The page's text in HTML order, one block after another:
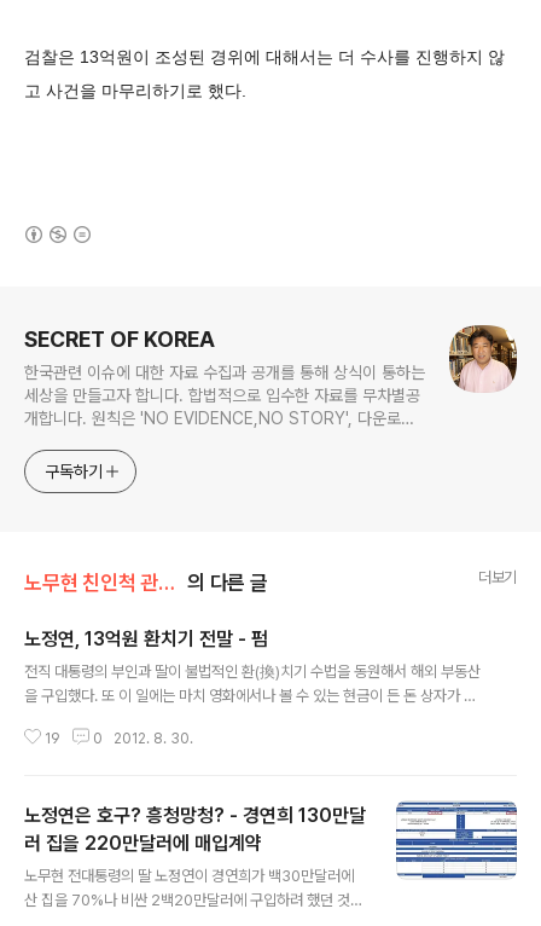
검찰은 13억원이 조성된 경위에 대해서는 더 수사를 진행하지 않
고 사건을 마무리하기로 했다.
SECRET OF KOREA
한국관련 이슈에 대한 자료 수집과 공개를 통해 상식이 통하는
세상을 만들고자 합니다. 합법적으로 입수한 자료를 무차별공
개합니다. 원칙은 'NO EVIDENCE,NO STORY', 다운로드
jesim56@gmail.com, 안보일때는 구글리더나 RSS로!!
구독하기
노무현 친인척 관련서류 의 다른 글 더보기
노정연, 13억원 환치기 전말 - 펌
전직 대통령의 부인과 딸이 불법적인 환(換)치기 수법을 동원해서 해외 부동산
을 구입했다. 또 이 일에는 마치 영화에서나 볼 수 있는 현금이 든 돈 상자가 등
수사를 종결한 '13억 돈 상자 사건'의 결론이 이렇다. 전직 대통령의 부인과 딸
달러에 매입계약 사건의 발단은 노 전 대통령이 재임 중이던 지난 2007년 6월
시작된다. 권 여사는 이때 2년간 미국 생활을 하고 있던 딸 정연씨에게 '사들일
집을 찾아보라'고 말했다. 정연씨는 이에 평소 친하게 지내던 재미교포..
19 0 2012. 8. 30.
노정연은 호구? 흥청망청? - 경연희 130만달
러 집을 220만달러에 매입계약
노무현 전대통령의 딸 노정연이 경연희가 백30만달러에
산 집을 70%나 비싼 2백20만달러에 구입하려 했던 것으